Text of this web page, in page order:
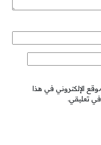
الإلكتروني في هذا
في تعليقي.